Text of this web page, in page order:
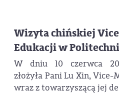
Wizyta chińskiej
Edukacji w
W dniu 10 czerwca
złożyła Pani Lu Xin,
wraz z towarzyszącą jej